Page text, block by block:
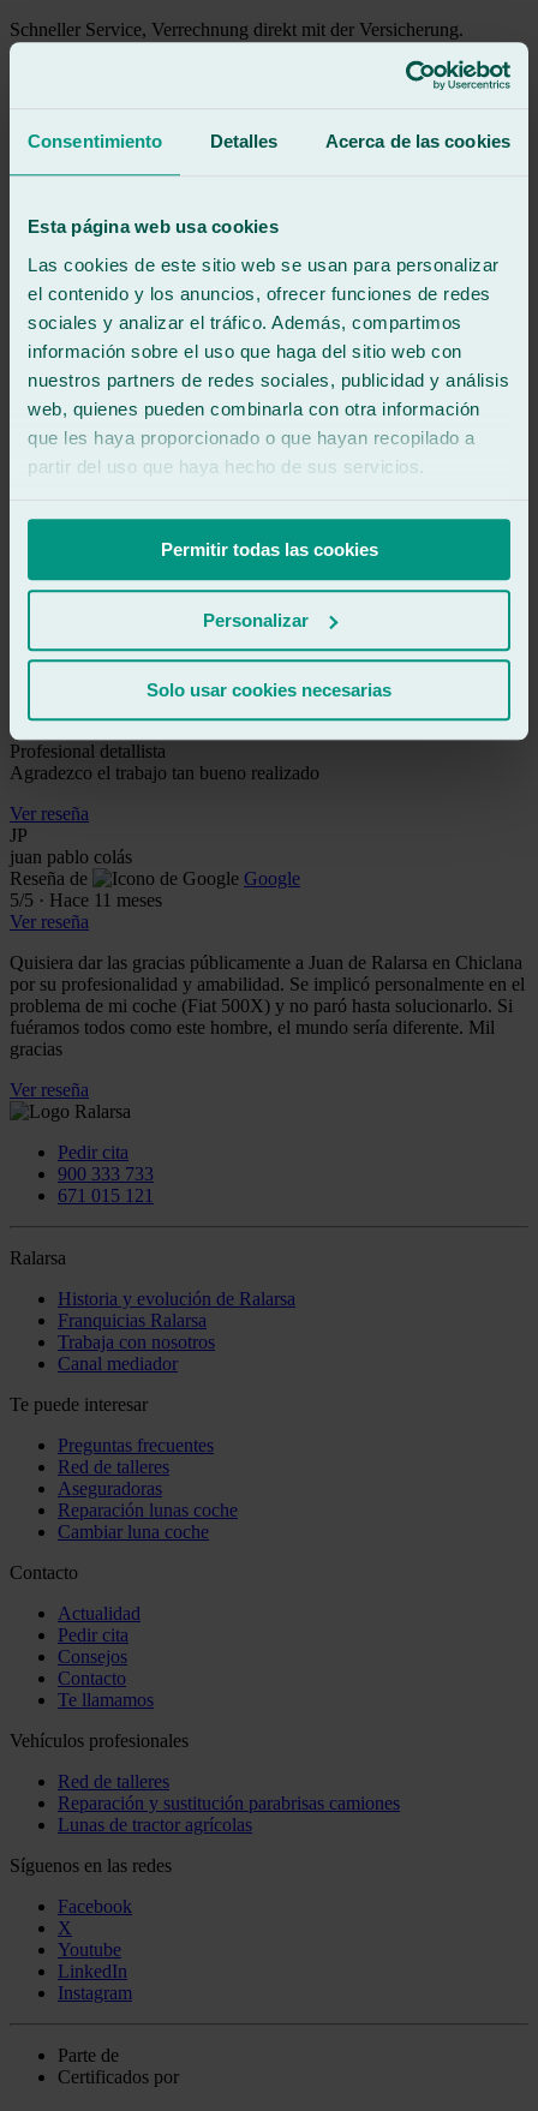
Consentimiento Detalles Acerca de las cookies
Esta página web usa cookies
Las cookies de este sitio web se usan para personalizar
el contenido y los anuncios, ofrecer funciones de redes
sociales y analizar el tráfico. Además, compartimos
información sobre el uso que haga del sitio web con
nuestros partners de redes sociales, publicidad y análisis
web, quienes pueden combinarla con otra información
que les haya proporcionado o que hayan recopilado a
partir del uso que haya hecho de sus servicios.
Permitir todas las cookies
Personalizar
Solo usar cookies necesarias
Schneller Service, Verrechnung direkt mit der Versicherung.
Reseña de
Google
Ver reseña
Tuvimos un percance llegando de vacaciones a Conil desde
Valladolid, decidimos parar aqui a cambiar la luna, nos atendió Juan
buscando una solución rápida, al dia siguiente por la mañana ya
estaba el problema arreglado. Gracias Juan por tu eficiencia y buen
trato😉
Ver reseña
manuel castillo saez
Reseña de
Google
/5· Hace 3 meses
Ver reseña
PROFESIONALES, SUPER SIMPATICOS Y AGRADABLES y
lo mejor me dijeron a que hora tenía el coche arreglado y
daniel morgade
Reseña de
Google
Hace 7 meses
Profesional detallista
Agradezco el trabajo tan bueno realizado
Ver reseña
JP
juan pablo colás
Reseña de
Google
5/5 · Hace 11 meses
Ver reseña
Quisiera dar las gracias públicamente a Juan de Ralarsa en Chiclana
por su profesionalidad y amabilidad. Se implicó personalmente en el
problema de mi coche (Fiat 500X) y no paró hasta solucionarlo. Si
fuéramos todos como este hombre, el mundo sería diferente. Mil
gracias
Ver reseña
Pedir cita
900 333 733
671 015 121
Ralarsa
Historia y evolución de Ralarsa
Franquicias Ralarsa
Trabaja con nosotros
Canal mediador
Te puede interesar
Preguntas frecuentes
Red de talleres
Aseguradoras
Reparación lunas coche
Cambiar luna coche
Contacto
Actualidad
Pedir cita
Consejos
Contacto
Te llamamos
Vehículos profesionales
Red de talleres
Reparación y sustitución parabrisas camiones
Lunas de tractor agrícolas
Síguenos en las redes
Facebook
X
Youtube
LinkedIn
Instagram
Parte de
Certificados por